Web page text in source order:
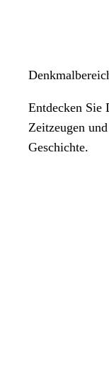
Entdecken Sie
Zeitzeugen
Geschichte.